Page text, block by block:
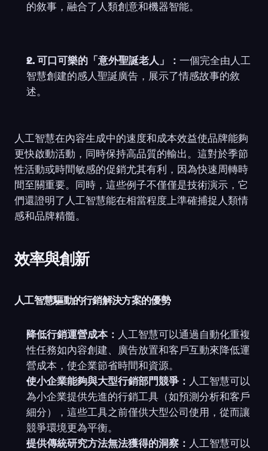
的敘事，融合了人類創意和機器智能。
2. 可口可樂的「意外聖誕老人」： 一個完全由人工
智慧創建的感人聖誕廣告，展示了情感故事的敘
述。
人工智慧在內容生成中的速度和成本效益使品牌能夠
更快啟動活動，同時保持高品質的輸出。這對於季節
性活動或時間敏感的促銷尤其有利，因為快速周轉時
間至關重要。同時，這些例子不僅僅是技術演示，它
們還證明了人工智慧能在相當程度上準確捕捉人類情
感和品牌精髓。
效率與創新
人工智慧驅動的行銷解決方案的優勢
降低行銷運營成本： 人工智慧可以通過自動化重複
性任務如內容創建、廣告放置和客戶互動來降低運
營成本，使企業節省時間和資源。
使小企業能夠與大型行銷部門競爭： 人工智慧可以
為小企業提供先進的行銷工具（如預測分析和客戶
細分），這些工具之前僅供大型公司使用，從而讓
競爭環境更為平衡。
提供傳統研究方法無法獲得的洞察： 人工智慧可以